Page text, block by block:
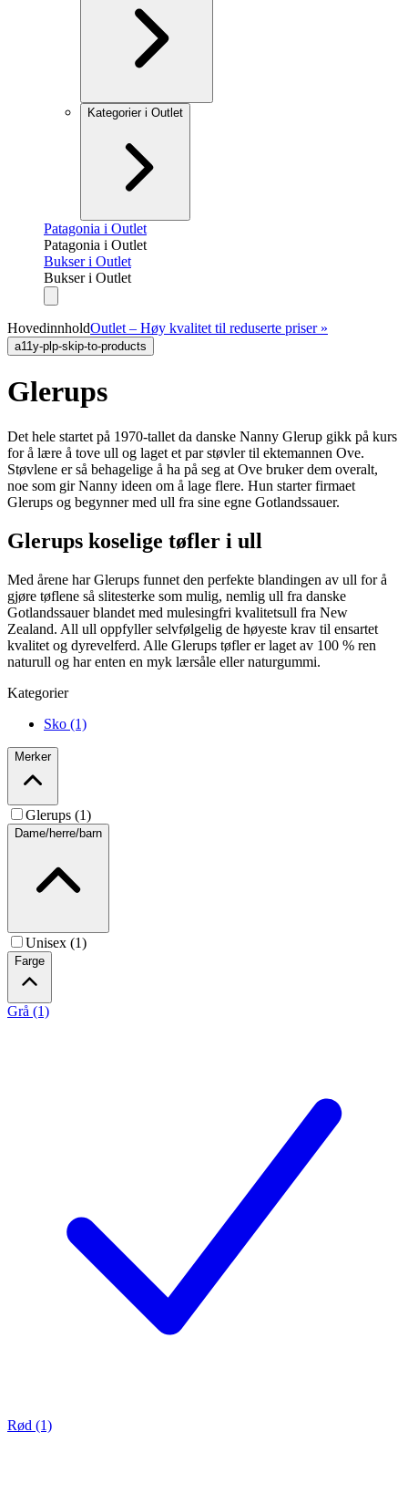
Kategorier i Outlet
Patagonia i Outlet
Patagonia i Outlet
Bukser i Outlet
Bukser i Outlet
HovedinnholdOutlet – Høy kvalitet til reduserte priser »
a11y-plp-skip-to-products
Glerups
Det hele startet på 1970-tallet da danske Nanny Glerup gikk på kurs
for å lære å tove ull og laget et par støvler til ektemannen Ove.
Støvlene er så behagelige å ha på seg at Ove bruker dem overalt,
noe som gir Nanny ideen om å lage flere. Hun starter firmaet
Glerups og begynner med ull fra sine egne Gotlandssauer.
Glerups koselige tøfler i ull
Med årene har Glerups funnet den perfekte blandingen av ull for å
gjøre tøflene så slitesterke som mulig, nemlig ull fra danske
Gotlandssauer blandet med mulesingfri kvalitetsull fra New
Zealand. All ull oppfyller selvfølgelig de høyeste krav til ensartet
kvalitet og dyrevelferd. Alle Glerups tøfler er laget av 100 % ren
naturull og har enten en myk lærsåle eller naturgummi.
Kategorier
Sko (1)
Merker
Glerups (1)
Dame/herre/barn
Unisex (1)
Farge
Grå (1)
Rød (1)